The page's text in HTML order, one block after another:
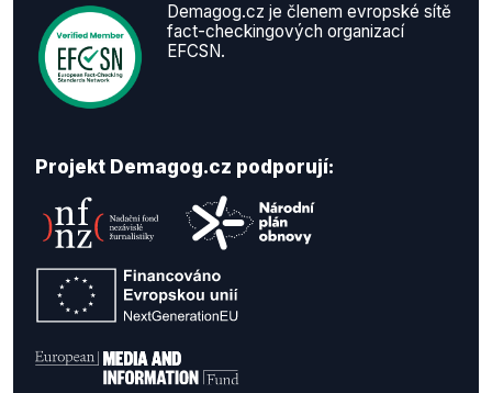
Demagog.cz je členem evropské sítě
fact-checkingových organizací
EFCSN.
Projekt Demagog.cz podporují: